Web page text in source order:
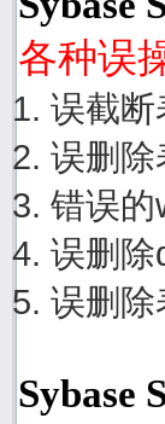
各种误
误截断
误删除
错误的
误删除
误删除
Sybase